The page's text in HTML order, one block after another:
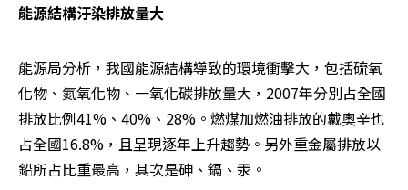
能源結構汙染排放量大
能源局分析，我國能源結構導致的環境衝擊大，包括硫氧
化物、氮氧化物、一氧化碳排放量大，2007年分別占全國
排放比例41%、40%、28%。燃煤加燃油排放的戴奧辛也
占全國16.8%，且呈現逐年上升趨勢。另外重金屬排放以
鉛所占比重最高，其次是砷、鎘、汞。